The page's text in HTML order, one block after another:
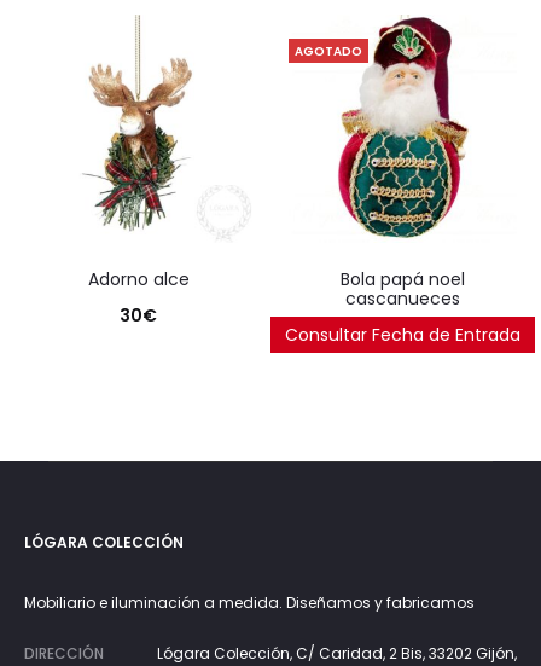
adorno alce
30€
AGOTADO
bola papá noel
cascanueces
65€
Consultar Fecha de Entrada
LÓGARA COLECCIÓN
Mobiliario e iluminación a medida. Diseñamos y fabricamos
DIRECCIÓN
Lógara Colección, C/ Caridad, 2 Bis, 33202 Gijón,